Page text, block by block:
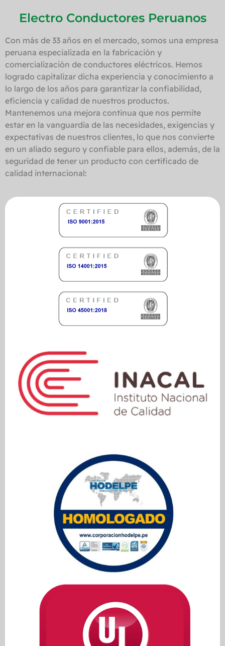
Electro Conductores Peruanos
Con más de 33 años en el mercado, somos una empresa
peruana especializada en la fabricación y
comercialización de conductores eléctricos. Hemos
logrado capitalizar dicha experiencia y conocimiento a
lo largo de los años para garantizar la confiabilidad,
eficiencia y calidad de nuestros productos.
Mantenemos una mejora continua que nos permite
estar en la vanguardia de las necesidades, exigencias y
expectativas de nuestros clientes, lo que nos convierte
en un aliado seguro y confiable para ellos, además, de la
seguridad de tener un producto con certificado de
calidad internacional: